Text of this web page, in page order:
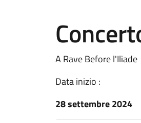
A Rave Before l'Iliade
Data inizio :
28 settembre 2024